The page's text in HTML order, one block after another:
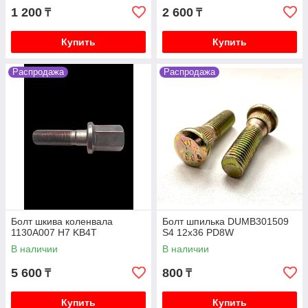
1 200 ₸
Купить
2 600 ₸
Купить
Распродажа
Болт шкива коленвала
1130A007 H7 KB4T
В наличии
5 600 ₸
Купить
Распродажа
Болт шпилька DUMB301509
S4 12x36 PD8W
В наличии
800 ₸
Купить